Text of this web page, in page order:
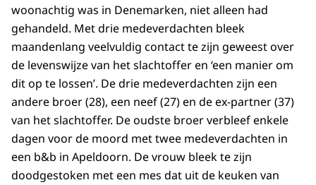
woonachtig was in Denemarken, niet alleen had
gehandeld. Met drie medeverdachten bleek
maandenlang veelvuldig contact te zijn geweest over
de levenswijze van het slachtoffer en ‘een manier om
dit op te lossen’. De drie medeverdachten zijn een
andere broer (28), een neef (27) en de ex-partner (37)
van het slachtoffer. De oudste broer verbleef enkele
dagen voor de moord met twee medeverdachten in
een b&b in Apeldoorn. De vrouw bleek te zijn
doodgestoken met een mes dat uit de keuken van